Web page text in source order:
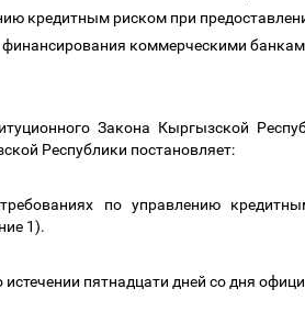
кредитным риском при
финансирования коммерческими
Закона Кыргызской
Республики постановляет:
по управлению
1).
пятнадцати дней со дня